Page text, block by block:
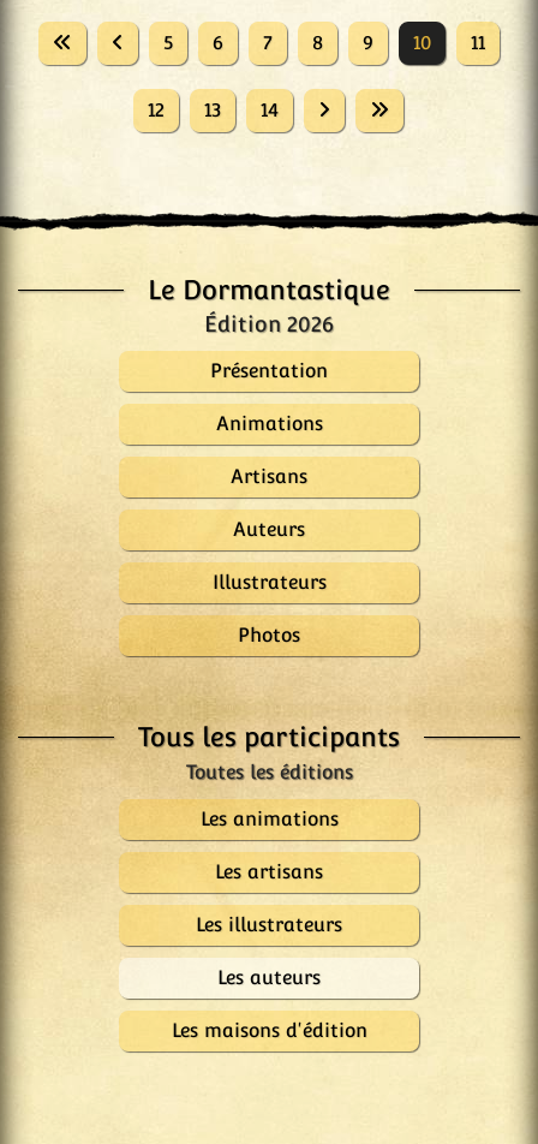
Le Dormantastique
Édition 2026
Présentation
Animations
Artisans
Auteurs
Illustrateurs
Photos
Tous les participants
Les animations
Les artisans
Les illustrateurs
Les auteurs
Les maisons d'édition
5 6 7 8 9 10 11
12 13 14